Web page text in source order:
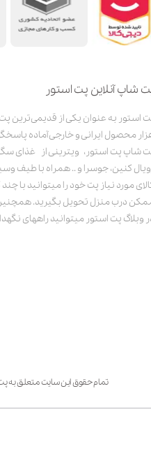
شاپ آنلاین پت استور
محصول ایرانی و خارجی آماده
شاپ پت استور، ویترینی از غذای سگ
کنین، جوسرا و .. همراه با طیف
مورد نیاز پت خود را میتوانید با
درب منزل تحویل بگیرید.
وبلاگ پت استور میتوانید راههای
تمام حقوق این سایت متعلق به پت